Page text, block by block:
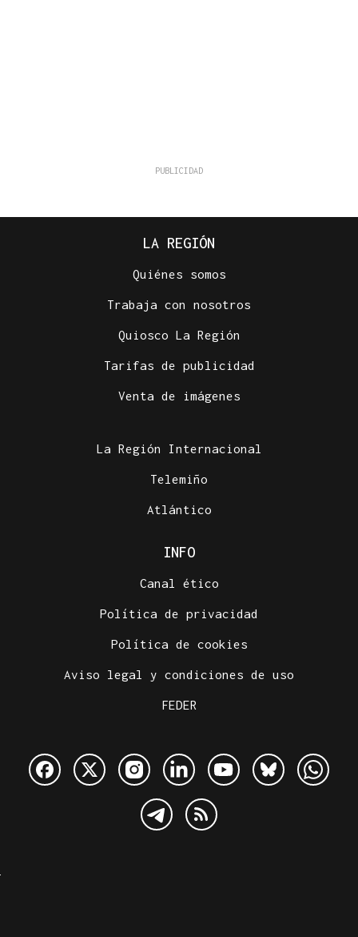
LA REGIÓN
Quiénes somos
Trabaja con nosotros
Quiosco La Región
Tarifas de publicidad
Venta de imágenes
La Región Internacional
Telemiño
Atlántico
INFO
Canal ético
Política de privacidad
Política de cookies
Aviso legal y condiciones de uso
FEDER